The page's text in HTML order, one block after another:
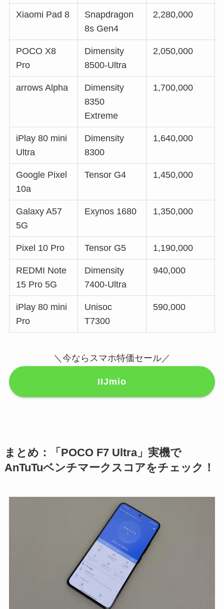
Xiaomi Pad 8
Snapdragon
8s Gen4
2,280,000
POCO X8
Pro
Dimensity
8500-Ultra
2,050,000
arrows Alpha
Dimensity
8350
Extreme
1,700,000
iPlay 80 mini
Ultra
Dimensity
8300
1,640,000
Google Pixel
10a
Tensor G4 1,450,000
Galaxy A57
5G
Exynos 1680 1,350,000
Pixel 10 Pro Tensor G5 1,190,000
REDMI Note
15 Pro 5G
Dimensity
7400-Ultra
940,000
iPlay 80 mini
Pro
Unisoc
T7300
590,000
＼今ならスマホ特価セール／
IIJmio
まとめ：「POCO F7 Ultra」実機で
AnTuTuベンチマークスコアをチェック！